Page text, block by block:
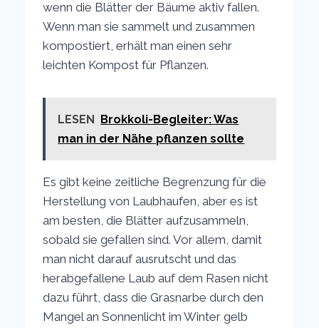
wenn die Blätter der Bäume aktiv fallen.
Wenn man sie sammelt und zusammen
kompostiert, erhält man einen sehr
leichten Kompost für Pflanzen.
LESEN
Brokkoli-Begleiter: Was
man in der Nähe pflanzen sollte
Es gibt keine zeitliche Begrenzung für die
Herstellung von Laubhaufen, aber es ist
am besten, die Blätter aufzusammeln,
sobald sie gefallen sind. Vor allem, damit
man nicht darauf ausrutscht und das
herabgefallene Laub auf dem Rasen nicht
dazu führt, dass die Grasnarbe durch den
Mangel an Sonnenlicht im Winter gelb